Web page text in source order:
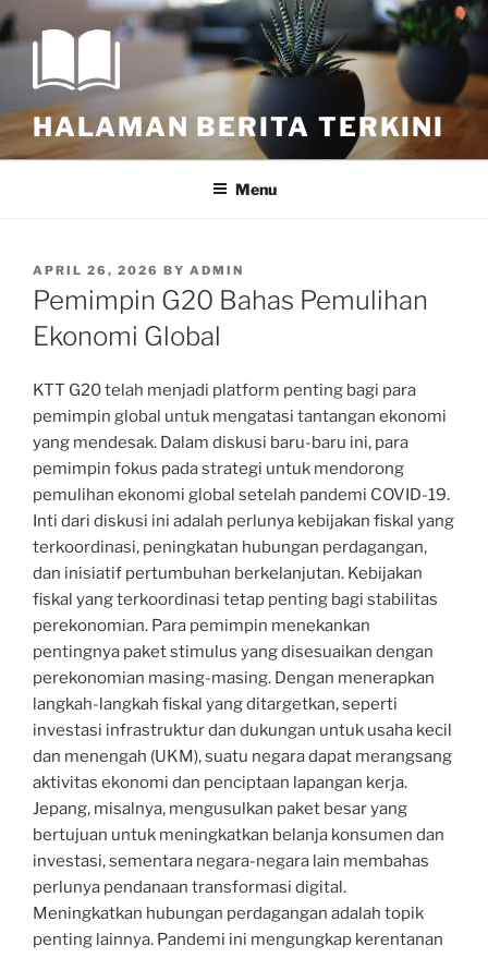
Skip
to
HALAMAN BERITA TERKINI
Menu
POSTED
ON
APRIL 26, 2026 BY ADMIN
Pemimpin G20 Bahas Pemulihan
Ekonomi Global
KTT G20 telah menjadi platform penting bagi para
pemimpin global untuk mengatasi tantangan ekonomi
yang mendesak. Dalam diskusi baru-baru ini, para
pemimpin fokus pada strategi untuk mendorong
pemulihan ekonomi global setelah pandemi COVID-19.
Inti dari diskusi ini adalah perlunya kebijakan fiskal yang
terkoordinasi, peningkatan hubungan perdagangan,
dan inisiatif pertumbuhan berkelanjutan. Kebijakan
fiskal yang terkoordinasi tetap penting bagi stabilitas
perekonomian. Para pemimpin menekankan
pentingnya paket stimulus yang disesuaikan dengan
perekonomian masing-masing. Dengan menerapkan
langkah-langkah fiskal yang ditargetkan, seperti
investasi infrastruktur dan dukungan untuk usaha kecil
dan menengah (UKM), suatu negara dapat merangsang
aktivitas ekonomi dan penciptaan lapangan kerja.
Jepang, misalnya, mengusulkan paket besar yang
bertujuan untuk meningkatkan belanja konsumen dan
investasi, sementara negara-negara lain membahas
perlunya pendanaan transformasi digital.
Meningkatkan hubungan perdagangan adalah topik
penting lainnya. Pandemi ini mengungkap kerentanan